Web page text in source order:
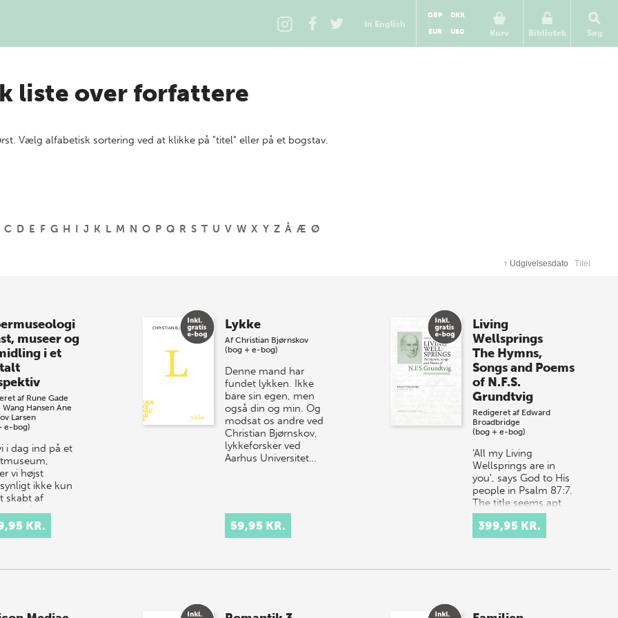
In English
Kurv
GBP
DKK
EUR
USD Bibliotek Søg
liste over forfattere
Vælg alfabetisk sortering ved at klikke på "titel" eller på et bogstav.
C D E F G H I J K L M N O P Q R S T U V W X Y Z Å Æ Ø
↑ Udgivelsesdato Titel
museer og
i et
af Rune Gade
Hansen Ane
Larsen
e-bog)
i dag ind på et
vi højst
ikke kun
skabt af
på lærred
tilhugget
på en sokkel.
KR.
Lykke
Af Christian Bjørnskov
(bog + e-bog)
Denne mand har
fundet lykken. Ikke
bare sin egen, men
også din og min. Og
modsat os andre ved
Christian Bjørnskov,
lykkeforsker ved
Aarhus Universitet…
59,95 KR.
Living
Wellsprings
The Hymns,
Songs and Poems
of N.F.S.
Grundtvig
Redigeret af Edward
Broadbridge
(bog + e-bog)
'All my Living
Wellsprings are in
you', says God to His
people in Psalm 87:7.
The title seems apt
for the poetic works
of the Danish poet-
pastor N.F.S…
399,95 KR.